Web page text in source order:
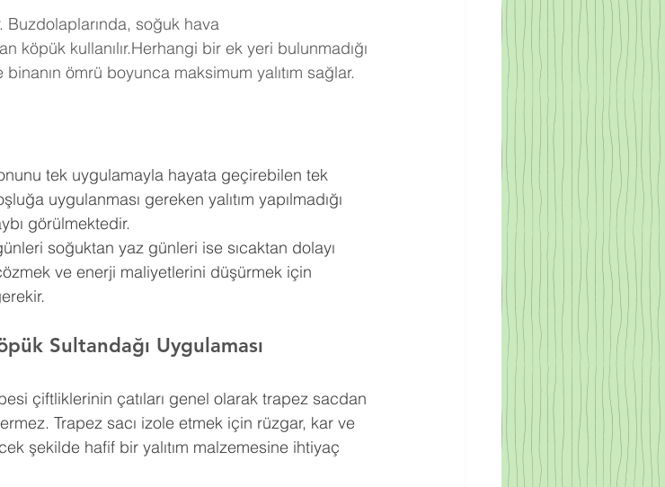
Buzdolaplarında, soğuk hava
köpük kullanılır.Herhangi bir ek yeri bulunmadığı
binanın ömrü boyunca maksimum yalıtım sağlar.
tek uygulamayla hayata geçirebilen tek
uygulanması gereken yalıtım yapılmadığı
görülmektedir.
soğuktan yaz günleri ise sıcaktan dolayı
ve enerji maliyetlerini düşürmek için
Sultandağı Uygulaması
çiftliklerinin çatıları genel olarak trapez sacdan
Trapez sacı izole etmek için rüzgar, kar ve
şekilde hafif bir yalıtım malzemesine ihtiyaç